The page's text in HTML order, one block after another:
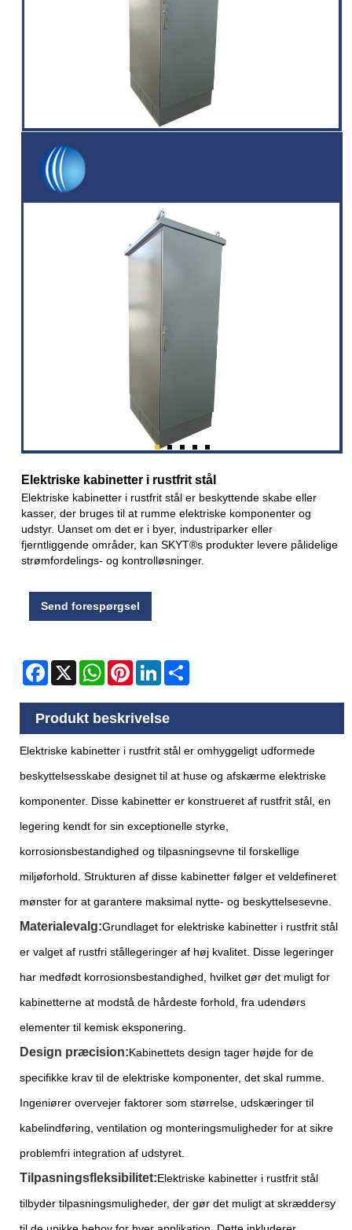
Elektriske kabinetter i rustfrit stål
Elektriske kabinetter i rustfrit stål er beskyttende skabe eller
kasser, der bruges til at rumme elektriske komponenter og
udstyr. Uanset om det er i byer, industriparker eller
fjerntliggende områder, kan SKYT®s produkter levere pålidelige
strømfordelings- og kontrolløsninger.
Send forespørgsel
Facebook
X WhatsAppPinterestLinkedIn
Produkt beskrivelse
Elektriske kabinetter i rustfrit stål er omhyggeligt udformede
beskyttelsesskabe designet til at huse og afskærme elektriske
komponenter. Disse kabinetter er konstrueret af rustfrit stål, en
legering kendt for sin exceptionelle styrke,
korrosionsbestandighed og tilpasningsevne til forskellige
miljøforhold. Strukturen af ​​disse kabinetter følger et veldefineret
mønster for at garantere maksimal nytte- og beskyttelsesevne.
Materialevalg:Grundlaget for elektriske kabinetter i rustfrit stål
er valget af rustfri stållegeringer af høj kvalitet. Disse legeringer
har medfødt korrosionsbestandighed, hvilket gør det muligt for
kabinetterne at modstå de hårdeste forhold, fra udendørs
elementer til kemisk eksponering.
Design præcision:Kabinettets design tager højde for de
specifikke krav til de elektriske komponenter, det skal rumme.
Ingeniører overvejer faktorer som størrelse, udskæringer til
kabelindføring, ventilation og monteringsmuligheder for at sikre
problemfri integration af udstyret.
Tilpasningsfleksibilitet:Elektriske kabinetter i rustfrit stål
tilbyder tilpasningsmuligheder, der gør det muligt at skræddersy